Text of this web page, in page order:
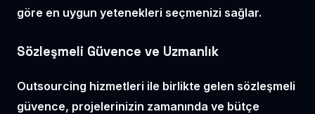
göre en uygun yetenekleri seçmenizi sağlar.
Sözleşmeli Güvence ve Uzmanlık
Outsourcing hizmetleri ile birlikte gelen sözleşmeli
güvence, projelerinizin zamanında ve bütçe